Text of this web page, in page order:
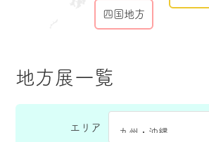
四国地方
地方展一覧
エリア